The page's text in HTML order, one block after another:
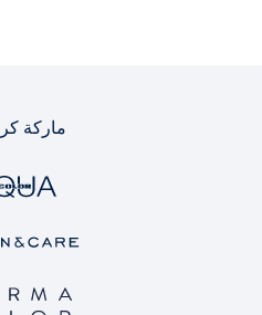
ماركة